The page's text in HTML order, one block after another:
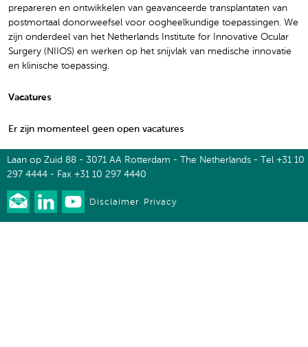
prepareren en ontwikkelen van geavanceerde transplantaten van
postmortaal donorweefsel voor oogheelkundige toepassingen. We
zijn onderdeel van het Netherlands Institute for Innovative Ocular
Surgery (NIIOS) en werken op het snijvlak van medische innovatie
en klinische toepassing.
Vacatures
Er zijn momenteel geen open vacatures
Laan op Zuid 88 - 3071 AA Rotterdam - The Netherlands - Tel +31 10
297 4444 - Fax +31 10 297 4440
Disclaimer Privacy